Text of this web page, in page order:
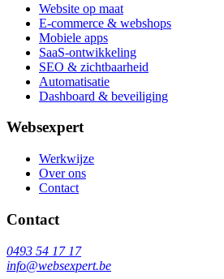
Website op maat
E-commerce & webshops
Mobiele apps
SaaS-ontwikkeling
SEO & zichtbaarheid
Automatisatie
Dashboard & beveiliging
Websexpert
Werkwijze
Over ons
Contact
Contact
0493 54 17 17
info@websexpert.be